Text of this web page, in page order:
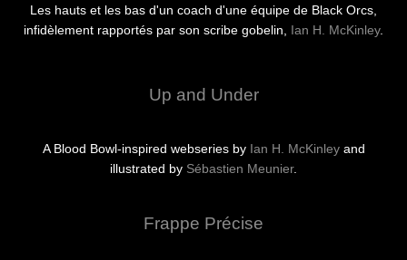
Les hauts et les bas d'un coach d'une équipe de Black Orcs,
infidèlement rapportés par son scribe gobelin, Ian H. McKinley.
Up and Under
A Blood Bowl-inspired webseries by Ian H. McKinleyand
illustrated by Sébastien Meunier.
Frappe Précise